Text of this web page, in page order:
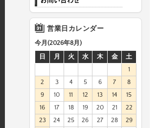
営業日カレンダー
今月(2026年8月)
日
月 火 水 木 金
土
1
2
3 4 5 6 7
8
9
10 11 12 13 14
15
16
17 18 19 20 21
22
23
24 25 26 27 28
29